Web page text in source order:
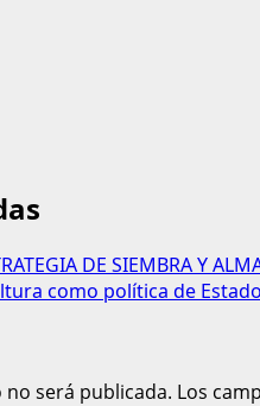
DE SIEMBRA Y
como política de Estado
será publicada. Los